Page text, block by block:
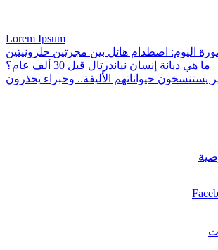
Lorem Ipsum
اليوم: اصطدام هائل بين مجرتين حلزونيتين
ما هي ديانة إنسان نياندرتال قبل 30 ألف عام؟
يستنسخون حيواناتهم الأليفة.. وخبراء يحذرون